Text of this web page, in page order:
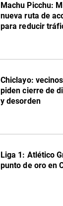
Machu Picchu:
nueva ruta de
para reducir
Chiclayo:
piden cierre de
y desorden
Liga 1: Atlético
punto de oro en